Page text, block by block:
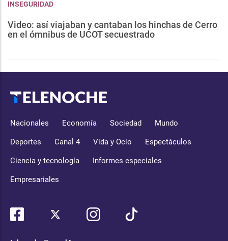
INSEGURIDAD
Video: así viajaban y cantaban los hinchas de Cerro
en el ómnibus de UCOT secuestrado
Nacionales Economía Sociedad Mundo
Deportes Canal 4 Vida y Ocio Espectáculos
Ciencia y tecnología Informes especiales
Empresariales